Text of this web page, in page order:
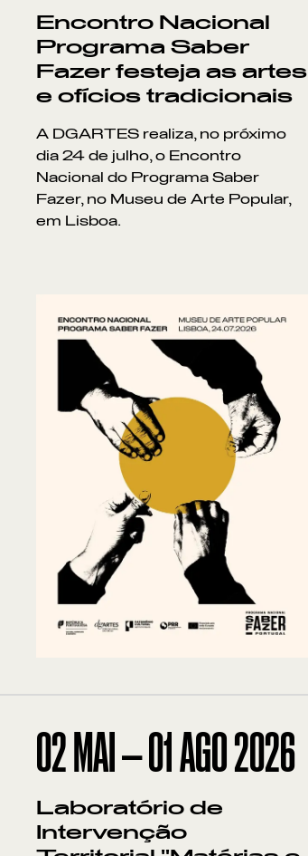
Encontro Nacional
Programa Saber
Fazer festeja as artes
e ofícios tradicionais
A DGARTES realiza, no próximo
dia 24 de julho, o Encontro
Nacional do Programa Saber
Fazer, no Museu de Arte Popular,
em Lisboa.
02MAI—01AGO2026
Laboratório de
Intervenção